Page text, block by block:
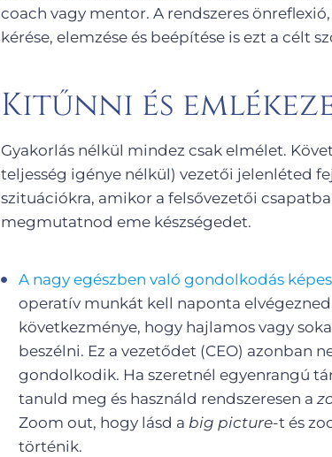
coach vagy mentor. A rendszeres
kérése, elemzése és beépítése is ezt a célt
Kitűnni és
Gyakorlás nélkül mindez csak elmélet.
teljesség igénye nélkül) vezetői jelenléted
szituációkra, amikor a felsővezetői
megmutatnod eme készségedet.
A nagy egészben való gondolkodás
operatív munkát kell naponta
következménye, hogy hajlamos vagy
beszélni. Ez a vezetődet (CEO) azonban
gondolkodik. Ha szeretnél egyenrangú
tanuld meg és használd rendszeresen a
Zoom out, hogy lásd a big picture-t és
történik.